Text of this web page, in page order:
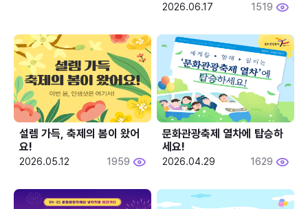
2026.06.17 1519
설렘 가득, 축제의 봄이 왔어
요!
2026.05.12 1959
문화관광축제 열차에 탑승하
세요!
2026.04.29 1629